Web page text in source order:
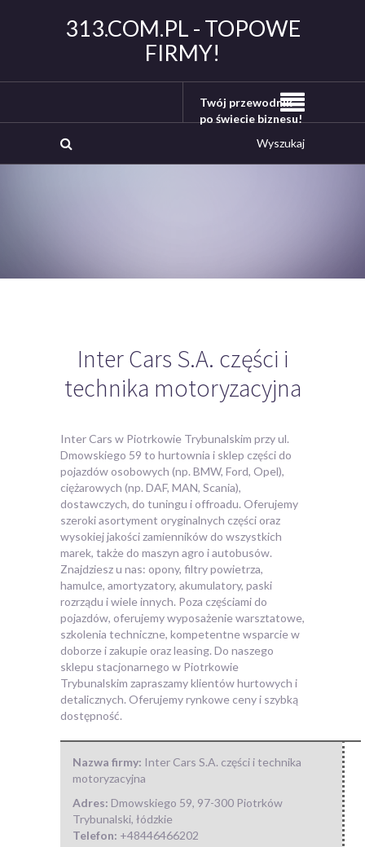
313.COM.PL - TOPOWE
FIRMY!
Twój przewodnik
po świecie biznesu!
Inter Cars S.A. części i
technika motoryzacyjna
Inter Cars w Piotrkowie Trybunalskim przy ul.
Dmowskiego 59 to hurtownia i sklep części do
pojazdów osobowych (np. BMW, Ford, Opel),
ciężarowych (np. DAF, MAN, Scania),
dostawczych, do tuningu i offroadu. Oferujemy
szeroki asortyment oryginalnych części oraz
wysokiej jakości zamienników do wszystkich
marek, także do maszyn agro i autobusów.
Znajdziesz u nas: opony, filtry powietrza,
hamulce, amortyzatory, akumulatory, paski
rozrządu i wiele innych. Poza częściami do
pojazdów, oferujemy wyposażenie warsztatowe,
szkolenia techniczne, kompetentne wsparcie w
doborze i zakupie oraz leasing. Do naszego
sklepu stacjonarnego w Piotrkowie
Trybunalskim zapraszamy klientów hurtowych i
detalicznych. Oferujemy rynkowe ceny i szybką
dostępność.
Nazwa firmy: Inter Cars S.A. części i technika
motoryzacyjna
Adres: Dmowskiego 59, 97-300 Piotrków
Trybunalski, łódzkie
Telefon: +48446466202